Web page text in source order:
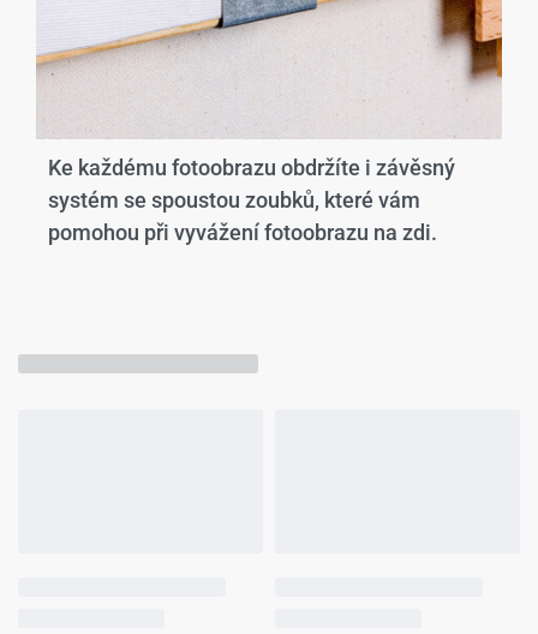
Ke každému fotoobrazu obdržíte i závěsný
systém se spoustou zoubků, které vám
pomohou při vyvážení fotoobrazu na zdi.